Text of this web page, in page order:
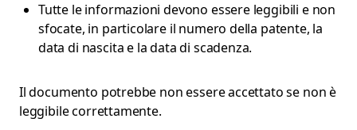
Tutte le informazioni devono essere leggibili e non
sfocate, in particolare il numero della patente, la
data di nascita e la data di scadenza.
Il documento potrebbe non essere accettato se non è
leggibile correttamente.